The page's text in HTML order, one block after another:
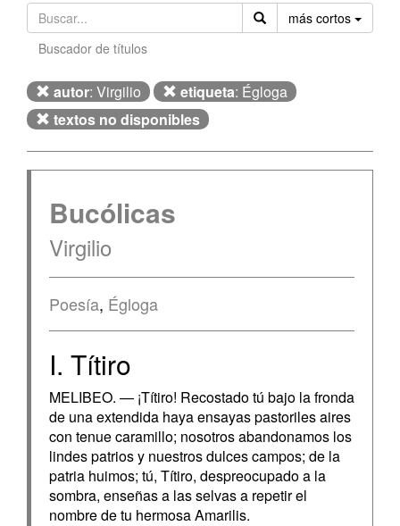
más cortos
Buscador de títulos
autor: Virgilio etiqueta: Égloga
textos no disponibles
Bucólicas
Virgilio
Poesía, Égloga
I. Títiro
MELIBEO. — ¡Títiro! Recostado tú bajo la fronda
de una extendida haya ensayas pastoriles aires
con tenue caramillo; nosotros abandonamos los
lindes patrios y nuestros dulces campos; de la
patria huimos; tú, Títiro, despreocupado a la
sombra, enseñas a las selvas a repetir el
nombre de tu hermosa Amarilis.